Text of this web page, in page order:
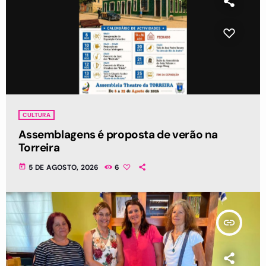
CULTURA
Assemblagens é proposta de verão na
Torreira
today 5 DE AGOSTO, 2026 6
insert_link